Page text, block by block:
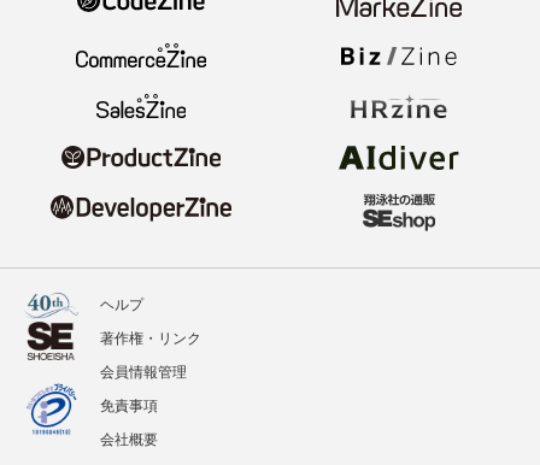
ヘルプ
著作権・リンク
会員情報管理
免責事項
会社概要